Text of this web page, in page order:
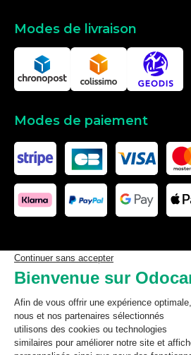
Modes de livraison
Modes de paiement
Les données affichées ici,
complète, ne doivent pas être copiées. Il
données ou la base de données
exploiter, ni de les rendre accessible à
préalable de TecDoc. Toute infraction
droits d’auteur et fera l’objet de